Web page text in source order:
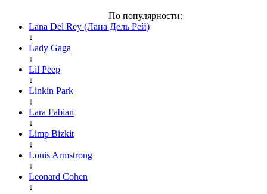
По популярности:
Lana Del Rey (Лана Дель Рей)
↓
Lady Gaga
↓
Lil Peep
↓
Linkin Park
↓
Lara Fabian
↓
Limp Bizkit
↓
Louis Armstrong
↓
Leonard Cohen
↓